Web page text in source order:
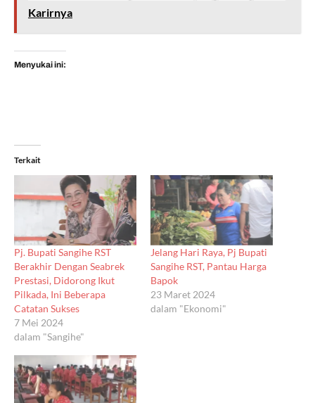
Karirnya
Menyukai ini:
Terkait
Pj. Bupati Sangihe RST
Berakhir Dengan Seabrek
Prestasi, Didorong Ikut
Pilkada, Ini Beberapa
Catatan Sukses
7 Mei 2024
dalam "Sangihe"
Jelang Hari Raya, Pj Bupati
Sangihe RST, Pantau Harga
Bapok
23 Maret 2024
dalam "Ekonomi"